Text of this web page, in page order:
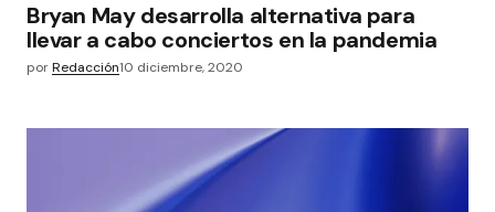
Bryan May desarrolla alternativa para
llevar a cabo conciertos en la pandemia
porRedacción10 diciembre, 2020